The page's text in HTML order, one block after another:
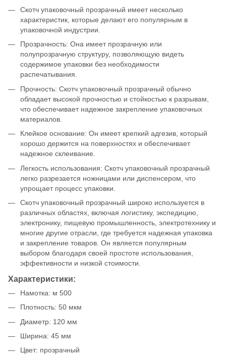
Скотч упаковочный прозрачный имеет несколько
характеристик, которые делают его популярным в
упаковочной индустрии.
Прозрачность: Она имеет прозрачную или
полупрозрачную структуру, позволяющую видеть
содержимое упаковки без необходимости
распечатывания.
Прочность: Скотч упаковочный прозрачный обычно
обладает высокой прочностью и стойкостью к разрывам,
что обеспечивает надежное закрепление упаковочных
материалов.
Клейкое основание: Он имеет крепкий адгезив, который
хорошо держится на поверхностях и обеспечивает
надежное склеивание.
Легкость использования: Скотч упаковочный прозрачный
легко разрезается ножницами или диспенсером, что
упрощает процесс упаковки.
Скотч упаковочный прозрачный широко используется в
различных областях, включая логистику, экспедицию,
электронику, пищевую промышленность, электротехнику и
многие другие отрасли, где требуется надежная упаковка
и закрепление товаров. Он является популярным
выбором благодаря своей простоте использования,
эффективности и низкой стоимости.
Характеристики:
Намотка: м 500
Плотность: 50 мкм
Диаметр: 120 мм
Ширина: 45 мм
Цвет: прозрачный